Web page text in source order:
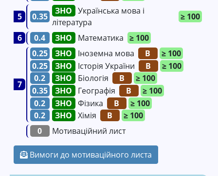
5
0.35
Українська мова і
література
≥ 100
6
0.4 Математика ≥ 100
7
0.25 Іноземна мова B
≥ 100
0.25
Історія України B
≥ 100
0.2
Біологія B
≥ 100
0.35
Географія B
≥ 100
0.2
Фізика B
≥ 100
0.2
Хімія B
≥ 100
0
Мотиваційний лист
Вимоги до мотиваційного листа